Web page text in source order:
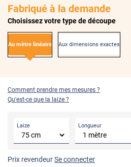
Fabriqué à la demande
Choisissez votre type de découpe
Au mètre linéaire Aux dimensions exactes
Comment prendre mes mesures ?
Qu'est-ce que la laize ?
Laize Longueur
Prix revendeurSe connecter